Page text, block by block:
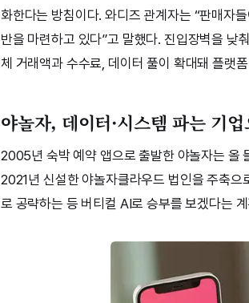
화한다는 방침이다. 와디즈 관계자는 “판매자
반을 마련하고 있다”고 말했다. 진입장벽을 낮
체 거래액과 수수료, 데이터 풀이 확대돼 플랫
야놀자, 데이터·시스템 파는 기
2005년 숙박 예약 앱으로 출발한 야놀자는 올
2021년 신설한 야놀자클라우드 법인을 주축
로 공략하는 등 버티컬 AI로 승부를 보겠다는